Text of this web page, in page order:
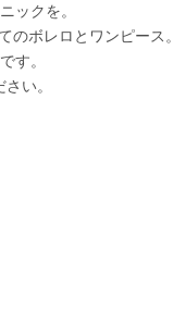
ックを。
のボレロとワンピース。
す。
い。